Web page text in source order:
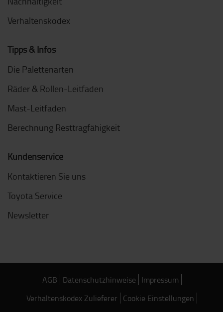
Verhaltenskodex
Tipps & Infos
Die Palettenarten
Räder & Rollen-Leitfaden
Mast-Leitfaden
Berechnung Resttragfähigkeit
Kundenservice
Kontaktieren Sie uns
Toyota Service
Newsletter
AGB Datenschutzhinweise Impressum
Verhaltenskodex Zulieferer Cookie Einstellungen